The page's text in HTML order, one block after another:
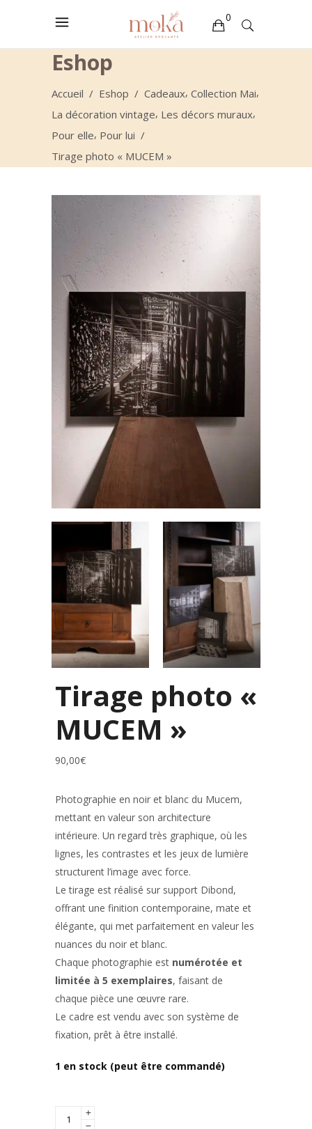
0
Votre sélection est vide
Eshop
Accueil / Eshop / Cadeaux, Collection Mai,
La décoration vintage, Les décors muraux,
Pour elle, Pour lui /
Tirage photo « MUCEM »
Tirage photo «
MUCEM »
90,00€
Photographie en noir et blanc du Mucem,
mettant en valeur son architecture
intérieure. Un regard très graphique, où les
lignes, les contrastes et les jeux de lumière
structurent l’image avec force.
Le tirage est réalisé sur support Dibond,
offrant une finition contemporaine, mate et
élégante, qui met parfaitement en valeur les
nuances du noir et blanc.
Chaque photographie est numérotée et
limitée à 5 exemplaires, faisant de
chaque pièce une œuvre rare.
Le cadre est vendu avec son système de
fixation, prêt à être installé.
1 en stock (peut être commandé)